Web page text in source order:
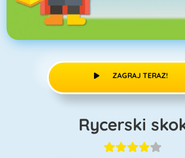
ZAGRAJ TERAZ!
Rycerski